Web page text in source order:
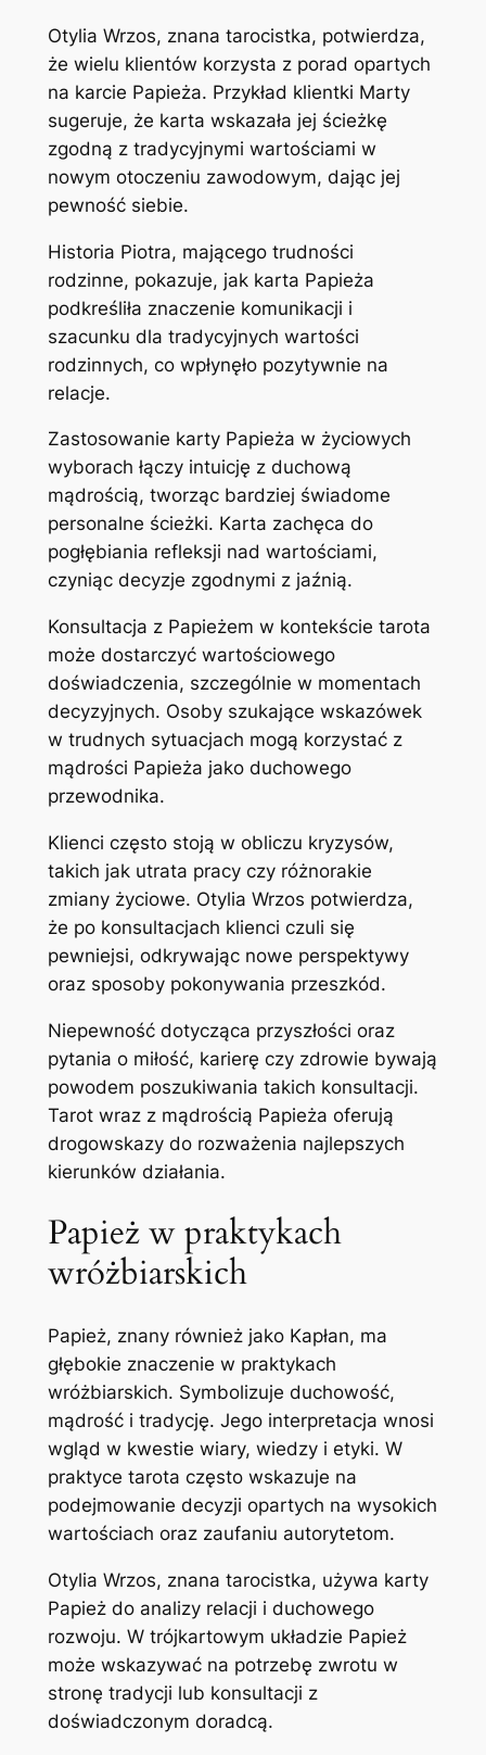
Otylia Wrzos, znana tarocistka, potwierdza,
że wielu klientów korzysta z porad opartych
na karcie Papieża. Przykład klientki Marty
sugeruje, że karta wskazała jej ścieżkę
zgodną z tradycyjnymi wartościami w
nowym otoczeniu zawodowym, dając jej
pewność siebie.
Historia Piotra, mającego trudności
rodzinne, pokazuje, jak karta Papieża
podkreśliła znaczenie komunikacji i
szacunku dla tradycyjnych wartości
rodzinnych, co wpłynęło pozytywnie na
relacje.
Zastosowanie karty Papieża w życiowych
wyborach łączy intuicję z duchową
mądrością, tworząc bardziej świadome
personalne ścieżki. Karta zachęca do
pogłębiania refleksji nad wartościami,
czyniąc decyzje zgodnymi z jaźnią.
Konsultacja z Papieżem w kontekście tarota
może dostarczyć wartościowego
doświadczenia, szczególnie w momentach
decyzyjnych. Osoby szukające wskazówek
w trudnych sytuacjach mogą korzystać z
mądrości Papieża jako duchowego
przewodnika.
Klienci często stoją w obliczu kryzysów,
takich jak utrata pracy czy różnorakie
zmiany życiowe. Otylia Wrzos potwierdza,
że po konsultacjach klienci czuli się
pewniejsi, odkrywając nowe perspektywy
oraz sposoby pokonywania przeszkód.
Niepewność dotycząca przyszłości oraz
pytania o miłość, karierę czy zdrowie bywają
powodem poszukiwania takich konsultacji.
Tarot wraz z mądrością Papieża oferują
drogowskazy do rozważenia najlepszych
kierunków działania.
Papież w praktykach
wróżbiarskich
Papież, znany również jako Kapłan, ma
głębokie znaczenie w praktykach
wróżbiarskich. Symbolizuje duchowość,
mądrość i tradycję. Jego interpretacja wnosi
wgląd w kwestie wiary, wiedzy i etyki. W
praktyce tarota często wskazuje na
podejmowanie decyzji opartych na wysokich
wartościach oraz zaufaniu autorytetom.
Otylia Wrzos, znana tarocistka, używa karty
Papież do analizy relacji i duchowego
rozwoju. W trójkartowym układzie Papież
może wskazywać na potrzebę zwrotu w
stronę tradycji lub konsultacji z
doświadczonym doradcą.